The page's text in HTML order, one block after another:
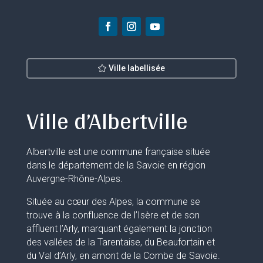
Ville labellisée
Ville d’Albertville
Albertville est une commune française située
dans le département de la Savoie en région
Auvergne-Rhône-Alpes.
Située au cœur des Alpes, la commune se
trouve à la confluence de l’Isère et de son
affluent l’Arly, marquant également la jonction
des vallées de la Tarentaise, du Beaufortain et
du Val d’Arly, en amont de la Combe de Savoie.